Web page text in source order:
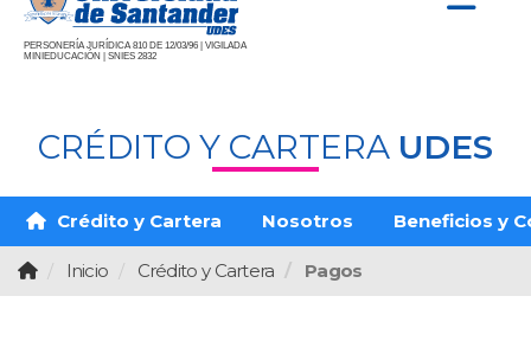
PERSONERÍA JURÍDICA 810 DE 12/03/96 | VIGILADA
MINIEDUCACIÓN | SNIES 2832
CRÉDITO Y CARTERA UDES
Crédito y Cartera Nosotros Beneficios y
Inicio Crédito y Cartera Pagos